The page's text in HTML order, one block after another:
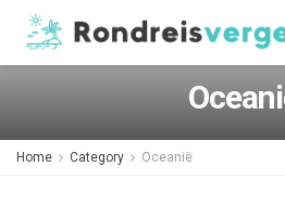
Home Category Oceanië